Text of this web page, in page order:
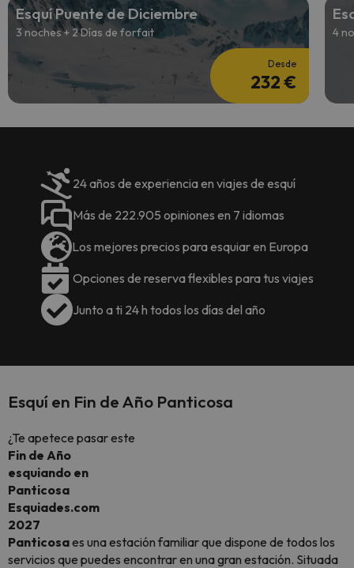
Esquí Puente de Diciembre
3 noches + 2 Días de forfait
Desde
232 €
4
24 años de experiencia en viajes de esquí
Más de 222.905 opiniones en 7 idiomas
Los mejores precios para esquiar en Europa
Opciones de reserva flexibles para tus viajes
Junto a ti 24 h todos los días del año
Esquí en Fin de Año Panticosa
¿Te apetece pasar este
Fin de Año
esquiando en
Panticosa
Esquiades.com
2027
Panticosaes una estación familiar que dispone de todos los
servicios que puedes encontrar en una gran estación. Situada